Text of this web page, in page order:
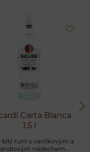
Carta Blanca
1,5 l
bílý rum s vanilkovým a
nádechem